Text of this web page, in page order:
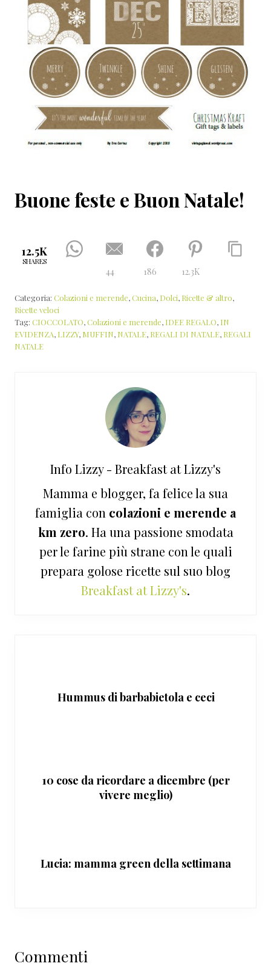
Buone feste e Buon Natale!
12.5K
SHARES
44 186 12.3K
Categoria: Colazioni e merende,Cucina, Dolci, Ricette & altro,
Ricette veloci
Tag: CIOCCOLATO,Colazioni e merende, IDEE REGALO, IN
EVIDENZA, LIZZY, MUFFIN, NATALE, REGALI DI NATALE, REGALI
NATALE
Info Lizzy - Breakfast at Lizzy's
Mamma e blogger, fa felice la sua
famiglia con colazioni e merende a
km zero. Ha una passione smodata
per le farine più strane con le quali
prepara golose ricette sul suo blog
Breakfast at Lizzy's.
Hummus di barbabietola e ceci
10 cose da ricordare a dicembre (per
vivere meglio)
Lucia: mamma green della settimana
del
Commenti